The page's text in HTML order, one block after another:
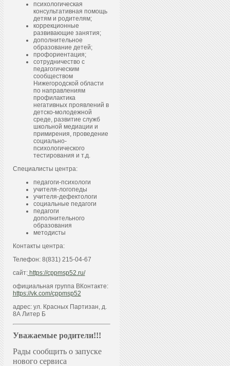
психологическая
консультативная помощь
детям и родителям;
коррекционные
развивающие занятия;
дополнительное
образование детей;
профориентация;
сотрудничество с
педагогическим
сообществом
Нижегородской области
по направлениям
профилактика
негативных проявлений в
детско-молодежной
среде, развитие служб
школьной медиации и
примирения, проведение
социально-
психологического
тестирования и т.д.
Специалисты центра:
педагоги-психологи
учителя-логопеды
учителя-дефектологи
социальные педагоги
педагоги
дополнительного
образования
методисты
Контакты центра:
Телефон: 8(831) 215-04-67
сайт: https://cppmsp52.ru/
официальная группа ВКонтакте:
https://vk.com/cppmsp52
адрес: ул. Красных Партизан, д.
8А Литер Б
Уважаемые родители!!!
Рады сообщить о запуске
нового сервиса